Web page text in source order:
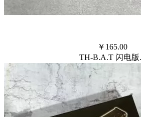
￥ 165.00
TH-B.A.T 闪电版